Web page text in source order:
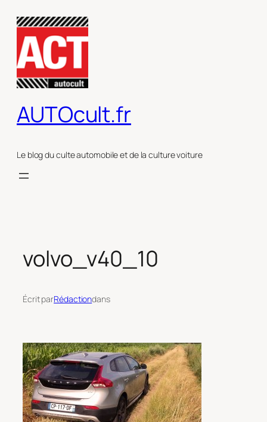
contenu
AUTOcult.fr
Le blog du culte automobile et de la culture voiture
volvo_v40_10
Écrit parRédactiondans